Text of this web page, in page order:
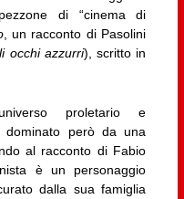
di “cinema di
, un racconto di Pasolini
occhi azzurri), scritto in
proletario e
dominato però da una
al racconto di Fabio
è un personaggio
dalla sua famiglia